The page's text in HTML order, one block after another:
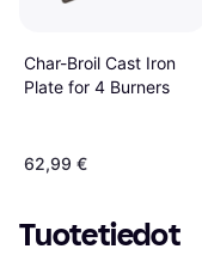
Char-Broil Cast Iron
Plate for 4 Burners
62,99 €
Tuotetiedot